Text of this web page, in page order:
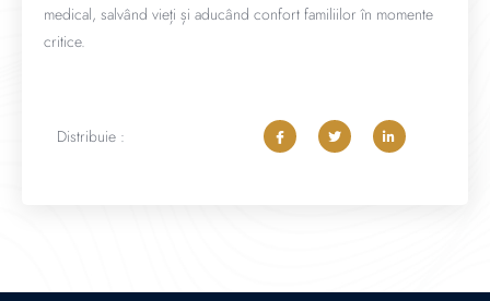
medical, salvând vieți și aducând confort familiilor în momente
critice.
Distribuie :